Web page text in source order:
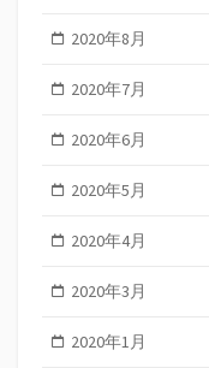
2020年8月
2020年7月
2020年6月
2020年5月
2020年4月
2020年3月
2020年1月